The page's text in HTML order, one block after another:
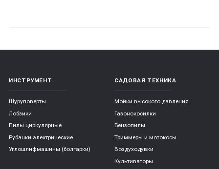
ИНСТРУМЕНТ
Шуруповерты
Лобзики
Пилы циркулярные
Рубанки электрические
Углошлифмашины (болгарки)
САДОВАЯ ТЕХНИКА
Мойки высокого давления
Газонокосилки
Бензопилы
Триммеры и мотокосы
Воздуходувки
Культиваторы